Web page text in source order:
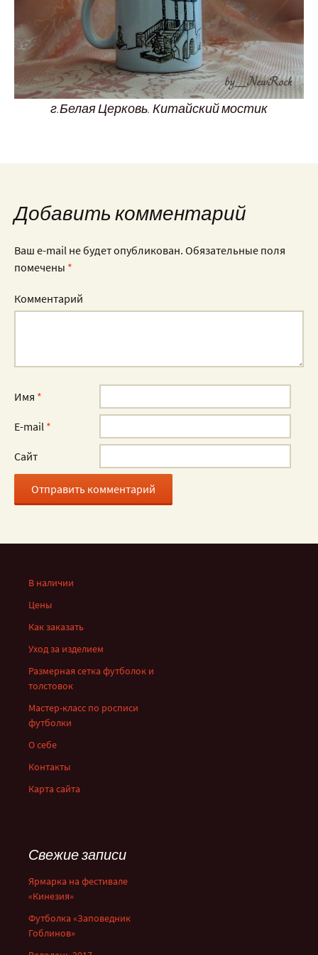
г.Белая Церковь. Китайский мостик
Добавить комментарий
Ваш e-mail не будет опубликован. Обязательные поля
помечены *
Комментарий
Имя *
E-mail *
Сайт
В наличии
Цены
Как заказать
Уход за изделием
Размерная сетка футболок и
толстовок
Мастер-класс по росписи
футболки
О себе
Контакты
Карта сайта
Свежие записи
Ярмарка на фестивале
«Кинезия»
Футболка «Заповедник
Гоблинов»